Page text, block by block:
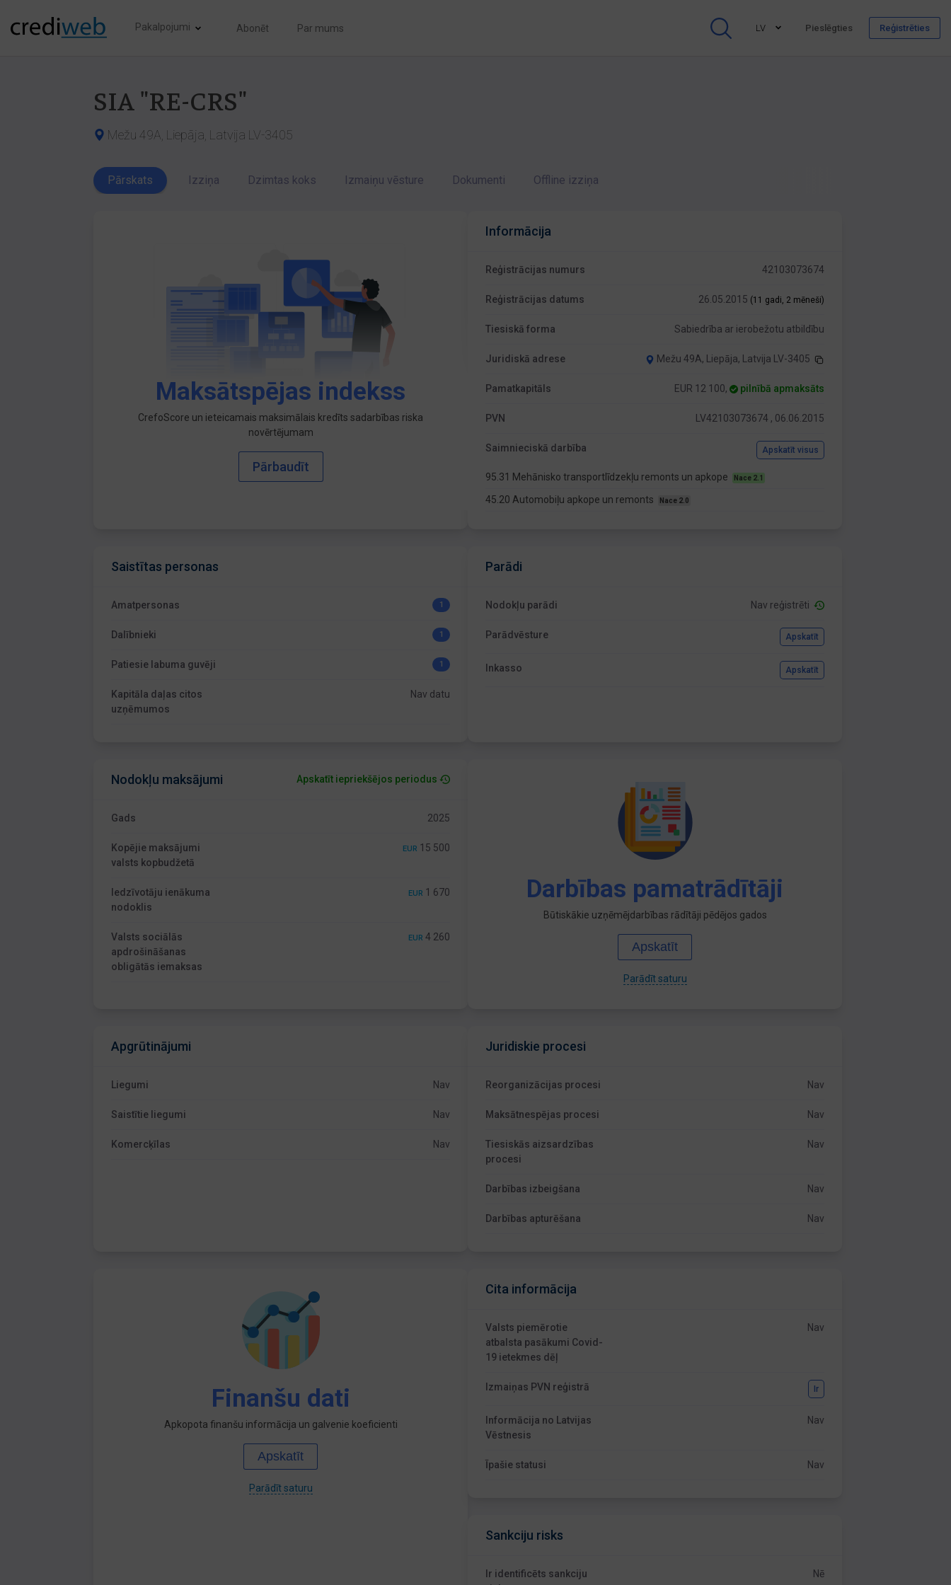
Pakalpojumi Abonēt Par mums LV Pieslēgties Reģistrēties
SIA "RE-CRS"
Mežu 49A, Liepāja, Latvija LV-3405
Pārskats Izziņa Dzimtas koks Izmaiņu vēsture Dokumenti Offline izziņa
Maksātspējas indekss
CrefoScore un ieteicamais maksimālais kredīts sadarbības riska
novērtējumam
Pārbaudīt
Informācija
Reģistrācijas numurs 42103073674
Reģistrācijas datums 26.05.2015 (11 gadi, 2 mēneši)
Tiesiskā forma Sabiedrība ar ierobežotu atbildību
Juridiskā adrese Mežu 49A, Liepāja, Latvija LV-3405
Pamatkapitāls EUR 12 100, pilnībā apmaksāts
PVN LV42103073674 , 06.06.2015
Saimnieciskā darbība Apskatīt visus
95.31 Mehānisko transportlīdzekļu remonts un apkope Nace 2.1
45.20 Automobiļu apkope un remonts Nace 2.0
Saistītas personas
Amatpersonas 1
Dalībnieki 1
Patiesie labuma guvēji 1
Kapitāla daļas citos
uzņēmumos
Nav datu
Parādi
Nodokļu parādi Nav reģistrēti
Parādvēsture Apskatīt
Inkasso Apskatīt
Nodokļu maksājumi Apskatīt iepriekšējos periodus
Gads 2025
Kopējie maksājumi
valsts kopbudžetā
EUR 15 500
Iedzīvotāju ienākuma
nodoklis
EUR 1 670
Valsts sociālās
apdrošināšanas
obligātās iemaksas
EUR 4 260
Darbības pamatrādītāji
Būtiskākie uzņēmējdarbības rādītāji pēdējos gados
Apskatīt
Parādīt saturu
Apgrūtinājumi
Liegumi Nav
Saistītie liegumi Nav
Komercķīlas Nav
Juridiskie procesi
Reorganizācijas procesi Nav
Maksātnespējas procesi Nav
Tiesiskās aizsardzības
procesi
Nav
Darbības izbeigšana Nav
Darbības apturēšana Nav
Finanšu dati
Apkopota finanšu informācija un galvenie koeficienti
Apskatīt
Parādīt saturu
Cita informācija
Valsts piemērotie
atbalsta pasākumi Covid-
19 ietekmes dēļ
Nav
Izmaiņas PVN reģistrā Ir
Informācija no Latvijas
Vēstnesis
Nav
Īpašie statusi Nav
Sankciju risks
Ir identificēts sankciju
Nē